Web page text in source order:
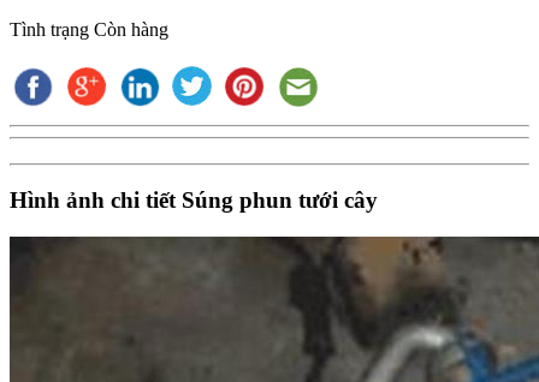
Tình trạng Còn hàng
Hình ảnh chi tiết Súng phun tưới cây